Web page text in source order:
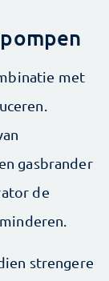
met
gasbrander
de
strengere